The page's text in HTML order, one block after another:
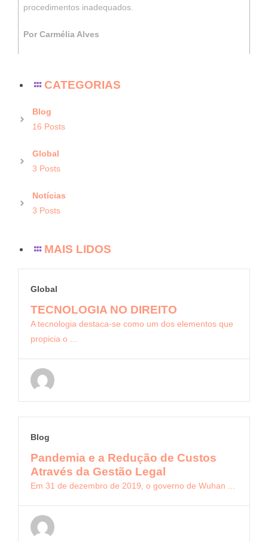
procedimentos inadequados.
Por Carmélia Alves
CATEGORIAS
Blog
16 Posts
Global
3 Posts
Notícias
3 Posts
MAIS LIDOS
Global
TECNOLOGIA NO DIREITO
A tecnologia destaca-se como um dos elementos que
propicia o ...
Blog
Pandemia e a Redução de Custos
Através da Gestão Legal
Em 31 de dezembro de 2019, o governo de Wuhan ...